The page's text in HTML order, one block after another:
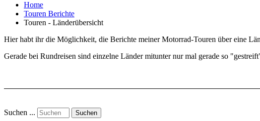
Home
Touren Berichte
Touren - Länderübersicht
Hier habt ihr die Möglichkeit, die Berichte meiner Motorrad-Touren über eine
Gerade bei Rundreisen sind einzelne Länder mitunter nur mal gerade so
Suchen ... Suchen